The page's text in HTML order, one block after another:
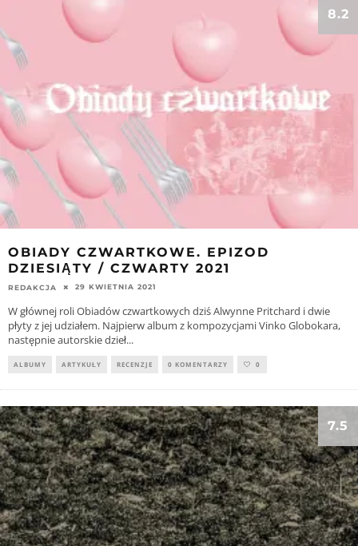
8.2
OBIADY CZWARTKOWE. EPIZOD
DZIESIĄTY / CZWARTY 2021
REDAKCJA 29 KWIETNIA 2021
W głównej roli Obiadów czwartkowych dziś Alwynne Pritchard i dwie
płyty z jej udziałem. Najpierw album z kompozycjami Vinko Globokara,
następnie autorskie dzieł...
ALBUMY ARTYKUŁY RECENZJE 0 KOMENTARZY 0
7.5